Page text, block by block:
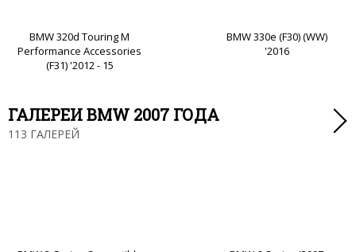
BMW 320d Touring M
Performance Accessories
(F31) '2012 - 15
BMW 330e (F30) (WW)
'2016
ГАЛЕРЕИ BMW 2007 ГОДА
113 ГАЛЕРЕЙ